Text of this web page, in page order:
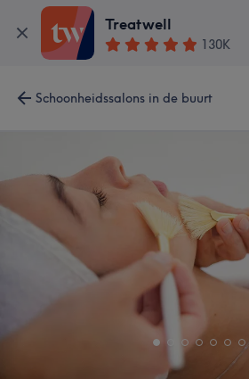
Treatwell
130K
Schoonheidssalons in de buurt